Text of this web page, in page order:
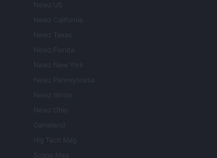
Newz US
Newz California
Newz Texas
Newz Florida
Newz New York
Newz Pennsylvania
Newz Illinois
Newz Ohio
Gameland
Hig Tech Mag
Scoop Mag